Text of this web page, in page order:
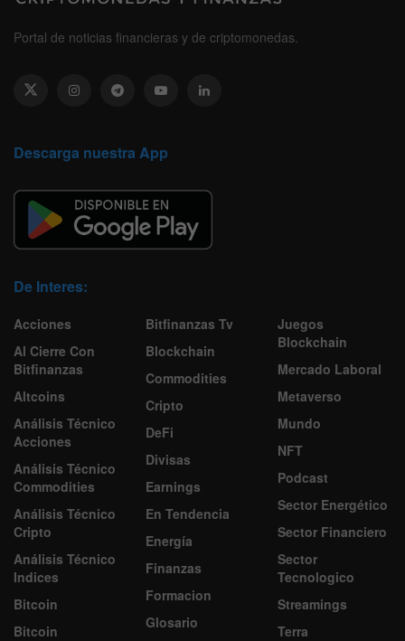
Portal de noticias financieras y de criptomonedas.
Descarga nuestra App
De Interes:
Acciones
Al Cierre Con
Bitfinanzas
Altcoins
Análisis Técnico
Acciones
Análisis Técnico
Commodities
Análisis Técnico
Cripto
Análisis Técnico
Indices
Bitcoin
Bitcoin
Bitfinanzas Tv
Blockchain
Commodities
Cripto
DeFi
Divisas
Earnings
En Tendencia
Energía
Finanzas
Formacion
Glosario
Juegos
Blockchain
Mercado Laboral
Metaverso
Mundo
NFT
Podcast
Sector Energético
Sector Financiero
Sector
Tecnologico
Streamings
Terra